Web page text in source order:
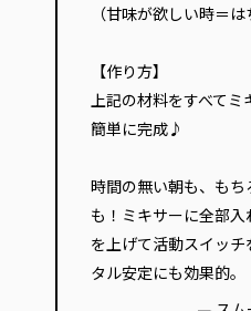
（甘味が欲しい時＝は
【作り方】
上記の材料をすべてミ
簡単に完成♪
時間の無い朝も、も
も！ミキサーに全部
を上げて活動スイッ
タル安定にも効果的。